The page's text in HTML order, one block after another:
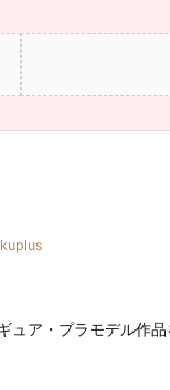
ア・プラモデル作品